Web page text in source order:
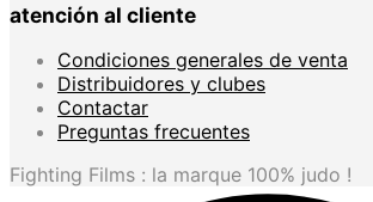
atención al cliente
Condiciones generales de venta
Distribuidores y clubes
Contactar
Preguntas frecuentes
Fighting Films : la marque 100% judo !